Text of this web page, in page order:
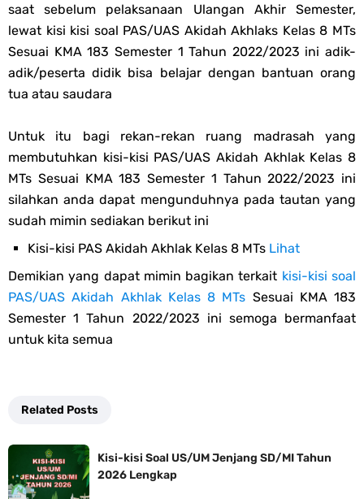
saat sebelum pelaksanaan Ulangan Akhir Semester,
lewat kisi kisi soal PAS/UAS Akidah Akhlaks Kelas 8 MTs
Sesuai KMA 183 Semester 1 Tahun 2022/2023 ini adik-
adik/peserta didik bisa belajar dengan bantuan orang
tua atau saudara
Untuk itu bagi rekan-rekan ruang madrasah yang
membutuhkan kisi-kisi PAS/UAS Akidah Akhlak Kelas 8
MTs Sesuai KMA 183 Semester 1 Tahun 2022/2023 ini
silahkan anda dapat mengunduhnya pada tautan yang
sudah mimin sediakan berikut ini
Kisi-kisi PAS Akidah Akhlak Kelas 8 MTs Lihat
Demikian yang dapat mimin bagikan terkait kisi-kisi soal
PAS/UAS Akidah Akhlak Kelas 8 MTs Sesuai KMA 183
Semester 1 Tahun 2022/2023 ini semoga bermanfaat
untuk kita semua
Related Posts
Kisi-kisi Soal US/UM Jenjang SD/MI Tahun
2026 Lengkap